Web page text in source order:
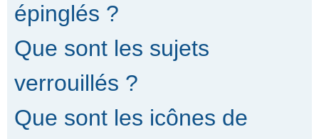
épinglés ?
Que sont les sujets
verrouillés ?
Que sont les icônes de